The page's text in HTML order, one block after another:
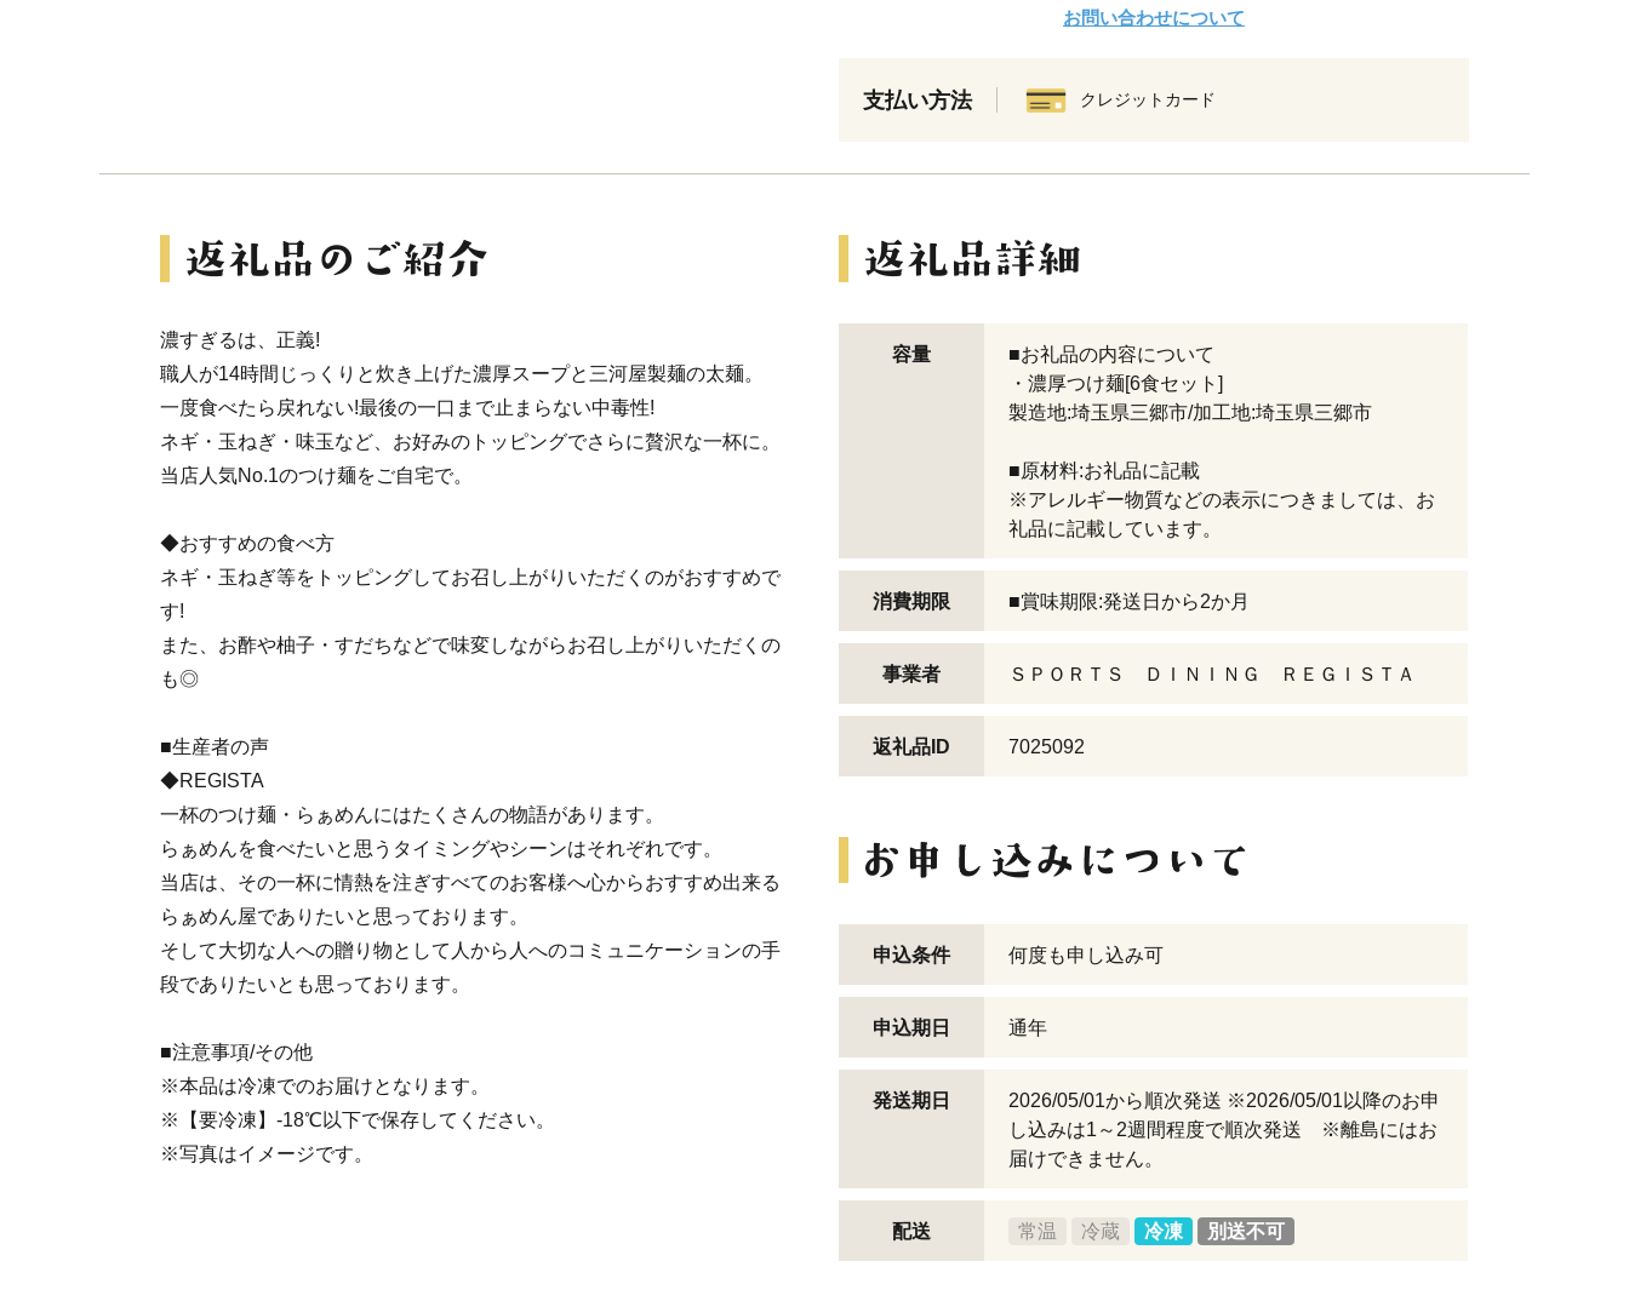
お問い合わせについて
支払い方法 クレジットカード
濃すぎるは、正義!
職人が14時間じっくりと炊き上げた濃厚スープと三河屋製麺の太麺。
一度食べたら戻れない!最後の一口まで止まらない中毒性!
ネギ・玉ねぎ・味玉など、お好みのトッピングでさらに贅沢な一杯に。
当店人気No.1のつけ麺をご自宅で。
◆おすすめの食べ方
ネギ・玉ねぎ等をトッピングしてお召し上がりいただくのがおすすめで
す!
また、お酢や柚子・すだちなどで味変しながらお召し上がりいただくの
も◎
■生産者の声
◆REGISTA
一杯のつけ麺・らぁめんにはたくさんの物語があります。
らぁめんを食べたいと思うタイミングやシーンはそれぞれです。
当店は、その一杯に情熱を注ぎすべてのお客様へ心からおすすめ出来る
らぁめん屋でありたいと思っております。
そして大切な人への贈り物として人から人へのコミュニケーションの手
段でありたいとも思っております。
■注意事項/その他
※本品は冷凍でのお届けとなります。
※【要冷凍】-18℃以下で保存してください。
※写真はイメージです。
容量
■お礼品の内容について
・濃厚つけ麺[6食セット]
製造地:埼玉県三郷市/加工地:埼玉県三郷市
■原材料:お礼品に記載
※アレルギー物質などの表示につきましては、お
礼品に記載しています。
消費期限 ■賞味期限:発送日から2か月
事業者 ＳＰＯＲＴＳ ＤＩＮＩＮＧ ＲＥＧＩＳＴＡ
返礼品ID 7025092
申込条件 何度も申し込み可
申込期日 通年
発送期日
2026/05/01から順次発送 ※2026/05/01以降のお申
し込みは1～2週間程度で順次発送 ※離島にはお
届けできません。
配送 常温 冷蔵 冷凍 別送不可